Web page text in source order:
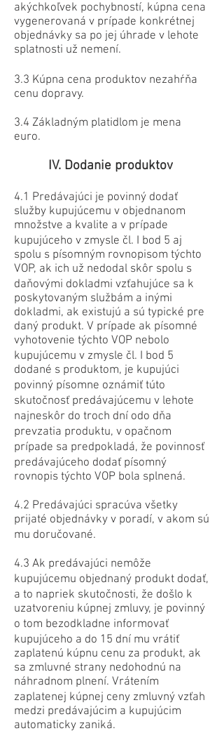
akýchkoľvek pochybností, kúpna cena
vygenerovaná v prípade konkrétnej
objednávky sa po jej úhrade v lehote
splatnosti už nemení.
3.3 Kúpna cena produktov nezahŕňa
cenu dopravy.
3.4 Základným platidlom je mena
euro.
IV. Dodanie produktov
4.1 Predávajúci je povinný dodať
služby kupujúcemu v objednanom
množstve a kvalite a v prípade
kupujúceho v zmysle čl. I bod 5 aj
spolu s písomným rovnopisom týchto
VOP, ak ich už nedodal skôr spolu s
daňovými dokladmi vzťahujúce sa k
poskytovaným službám a inými
dokladmi, ak existujú a sú typické pre
daný produkt. V prípade ak písomné
vyhotovenie týchto VOP nebolo
kupujúcemu v zmysle čl. I bod 5
dodané s produktom, je kupujúci
povinný písomne oznámiť túto
skutočnosť predávajúcemu v lehote
najneskôr do troch dní odo dňa
prevzatia produktu, v opačnom
prípade sa predpokladá, že povinnosť
predávajúceho dodať písomný
rovnopis týchto VOP bola splnená.
4.2 Predávajúci spracúva všetky
prijaté objednávky v poradí, v akom sú
mu doručované.
4.3 Ak predávajúci nemôže
kupujúcemu objednaný produkt dodať,
a to napriek skutočnosti, že došlo k
uzatvoreniu kúpnej zmluvy, je povinný
o tom bezodkladne informovať
kupujúceho a do 15 dní mu vrátiť
zaplatenú kúpnu cenu za produkt, ak
sa zmluvné strany nedohodnú na
náhradnom plnení. Vrátením
zaplatenej kúpnej ceny zmluvný vzťah
medzi predávajúcim a kupujúcim
automaticky zaniká.